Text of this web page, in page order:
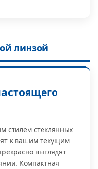
линзой
стилем стеклянных
к вашим текущим
выглядят
Компактная